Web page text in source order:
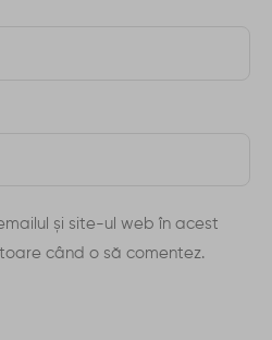
și site-ul web în acest
când o să comentez.